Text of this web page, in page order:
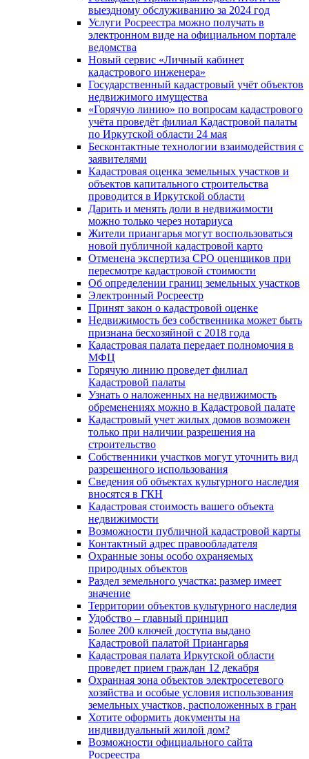
выездному обслуживанию за 2024 год
Услуги Росреестра можно получать в
электронном виде на официальном портале
ведомства
Новый сервис «Личный кабинет
кадастрового инженера»
Государственный кадастровый учёт объектов
недвижимого имущества
«Горячую линию» по вопросам кадастрового
учёта проведёт филиал Кадастровой палаты
по Иркутской области 24 мая
Бесконтактные технологии взаимодействия с
заявителями
Кадастровая оценка земельных участков и
объектов капитального строительства
проводится в Иркутской области
Дарить и менять доли в недвижимости
можно только через нотариуса
Жители приангарья могут воспользоваться
новой публичной кадастровой карто
Отменена экспертиза СРО оценщиков при
пересмотре кадастровой стоимости
Об определении границ земельных участков
Электронный Росреестр
Принят закон о кадастровой оценке
Недвижимость без собственника может быть
признана бесхозяйной с 2018 года
Кадастровая палата передает полномочия в
МФЦ
Горячую линию проведет филиал
Кадастровой палаты
Узнать о наложенных на недвижимость
обременениях можно в Кадастровой палате
Кадастровый учет жилых домов возможен
только при наличии разрешения на
строительство
Собственники участков могут уточнить вид
разрешенного использования
Сведения об объектах культурного наследия
вносятся в ГКН
Кадастровая стоимость вашего объекта
недвижимости
Возможности публичной кадастровой карты
Контактный адрес правообладателя
Охранные зоны особо охраняемых
природных объектов
Раздел земельного участка: размер имеет
значение
Территории объектов культурного наследия
Удобство – главный принцип
Более 200 ключей доступа выдано
Кадастровой палатой Приангарья
Кадастровая палата Иркутской области
проведет прием граждан 12 декабря
Охранная зона объектов электросетевого
хозяйства и особые условия использования
земельных участков, расположенных в гран
Хотите оформить документы на
индивидуальный жилой дом?
Возможности официального сайта
Росреестра